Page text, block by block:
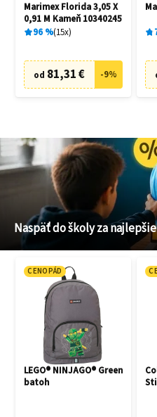
Marimex Florida 3,05 X
0,91 M Kameň 10340245
96% 15x
od 81,31 € -9%
Naspäť do školy za
CENOPÁD
LEGO® NINJAGO® Green
batoh